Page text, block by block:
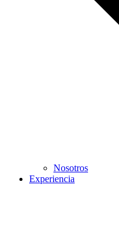
Nosotros
Experiencia